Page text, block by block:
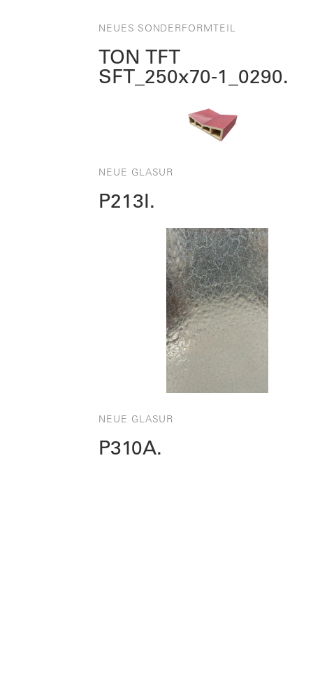
NEUES SONDERFORMTEIL
TON TFT
SFT_250x70‑1_0290.
NEUE GLASUR
P213I.
NEUE GLASUR
P310A.